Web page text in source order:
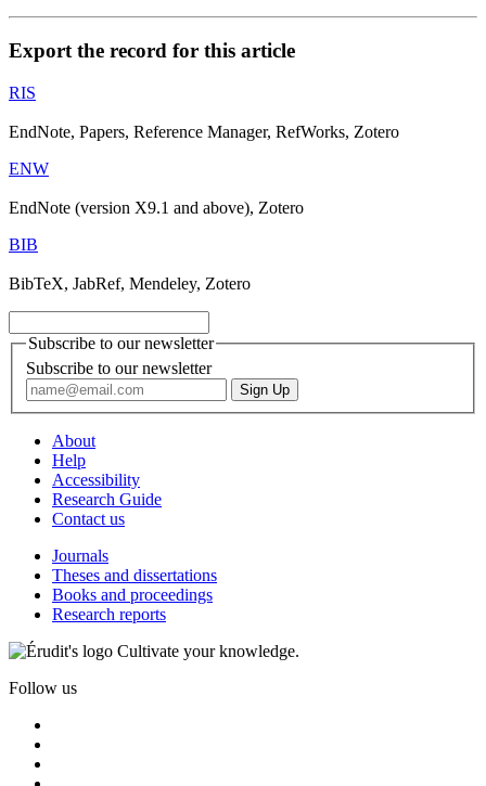
Export the record for this article
RIS
EndNote, Papers, Reference Manager, RefWorks, Zotero
ENW
EndNote (version X9.1 and above), Zotero
BIB
BibTeX, JabRef, Mendeley, Zotero
Subscribe to our newsletter
Subscribe to our newsletter
About
Help
Accessibility
Research Guide
Contact us
Journals
Theses and dissertations
Books and proceedings
Research reports
Cultivate your knowledge.
Follow us